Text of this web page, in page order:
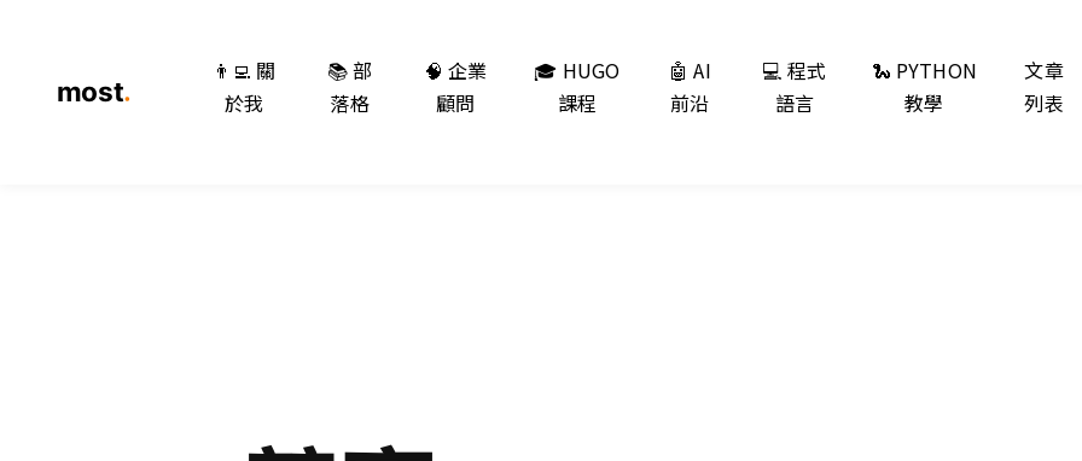
👨‍💻 關
於我
📚 部
落格
🧠 企業
顧問
🎓 HUGO
課程
🤖 AI
前沿
💻 程式
語言
🐍 PYTHON
教學
文章
列表